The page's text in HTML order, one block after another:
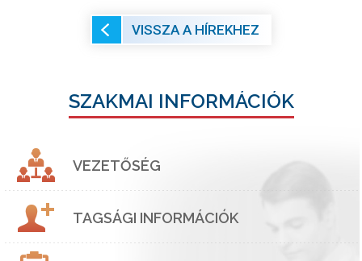
VISSZA A HÍREKHEZ
SZAKMAI INFORMÁCIÓK
VEZETŐSÉG
TAGSÁGI INFORMÁCIÓK